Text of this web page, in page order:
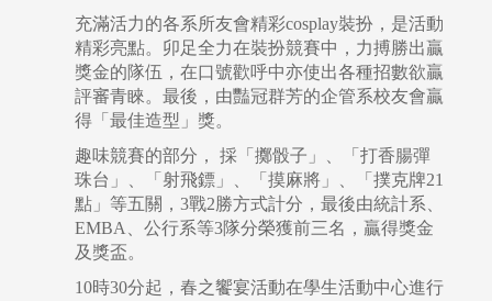
充滿活力的各系所友會精彩cosplay裝扮，是活動
精彩亮點。卯足全力在裝扮競賽中，力搏勝出贏
獎金的隊伍，在口號歡呼中亦使出各種招數欲贏
評審青睞。最後，由豔冠群芳的企管系校友會贏
得「最佳造型」獎。
趣味競賽的部分， 採「擲骰子」、「打香腸彈
珠台」、「射飛鏢」、「摸麻將」、「撲克牌21
點」等五關，3戰2勝方式計分，最後由統計系、
EMBA、公行系等3隊分榮獲前三名，贏得獎金
及獎盃。
10時30分起，春之饗宴活動在學生活動中心進行